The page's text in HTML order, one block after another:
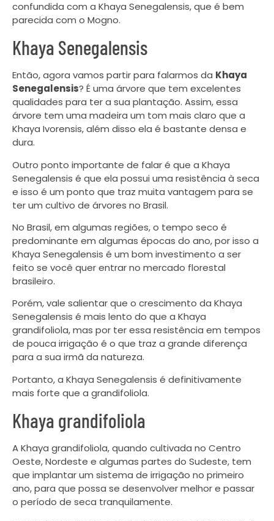
confundida com a Khaya Senegalensis, que é bem
parecida com o Mogno.
Khaya Senegalensis
Então, agora vamos partir para falarmos da Khaya
Senegalensis? É uma árvore que tem excelentes
qualidades para ter a sua plantação. Assim, essa
árvore tem uma madeira um tom mais claro que a
Khaya Ivorensis, além disso ela é bastante densa e
dura.
Outro ponto importante de falar é que a Khaya
Senegalensis é que ela possui uma resistência à seca
e isso é um ponto que traz muita vantagem para se
ter um cultivo de árvores no Brasil.
No Brasil, em algumas regiões, o tempo seco é
predominante em algumas épocas do ano, por isso a
Khaya Senegalensis é um bom investimento a ser
feito se você quer entrar no mercado florestal
brasileiro.
Porém, vale salientar que o crescimento da Khaya
Senegalensis é mais lento do que a Khaya
grandifoliola, mas por ter essa resistência em tempos
de pouca irrigação é o que traz a grande diferença
para a sua irmã da natureza.
Portanto, a Khaya Senegalensis é definitivamente
mais forte que a grandifoliola.
Khaya grandifoliola
A Khaya grandifoliola, quando cultivada no Centro
Oeste, Nordeste e algumas partes do Sudeste, tem
que implantar um sistema de irrigação no primeiro
ano, para que possa se desenvolver melhor e passar
o período de seca tranquilamente.